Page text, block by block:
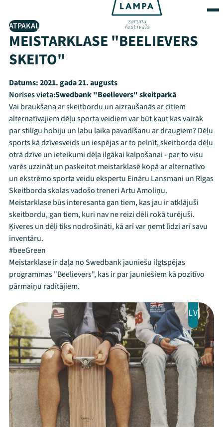
ATPAKAĻ
MEISTARKLASE "BEELIEVERS
SKEITO"
Datums:2021. gada 21. augusts
Norises vieta:Swedbank "Beelievers" skeitparkā
Vai braukšana ar skeitbordu un aizraušanās ar citiem
alternatīvajiem dēļu sporta veidiem var būt kaut kas vairāk
par stilīgu hobiju un labu laika pavadīšanu ar draugiem? Dēļu
sports kā dzīvesveids un iespējas ar to pelnīt, skeitborda dēļu
otrā dzīve un ieteikumi dēļa ilgākai kalpošanai - par to visu
varēs uzzināt un paskeitot meistarklasē kopā ar alternatīvo
un ekstrēmo sporta veidu ekspertu Eināru Lansmani un Rīgas
Skeitborda skolas vadošo treneri Artu Amoliņu.
Meistarklase būs interesanta gan tiem, kas jau ir atklājuši
skeitbordu, gan tiem, kuri nav ne reizi dēli rokā turējuši.
Ķiveres un dēļi tiks nodrošināti, kā arī var ņemt līdzi arī savu
inventāru.
#beeGreen
Meistarklase ir daļa no Swedbank jauniešu ilgtspējas
programmas "Beelievers", kas ir par jauniešiem kā pozitīvo
pārmaiņu radītājiem.
LV